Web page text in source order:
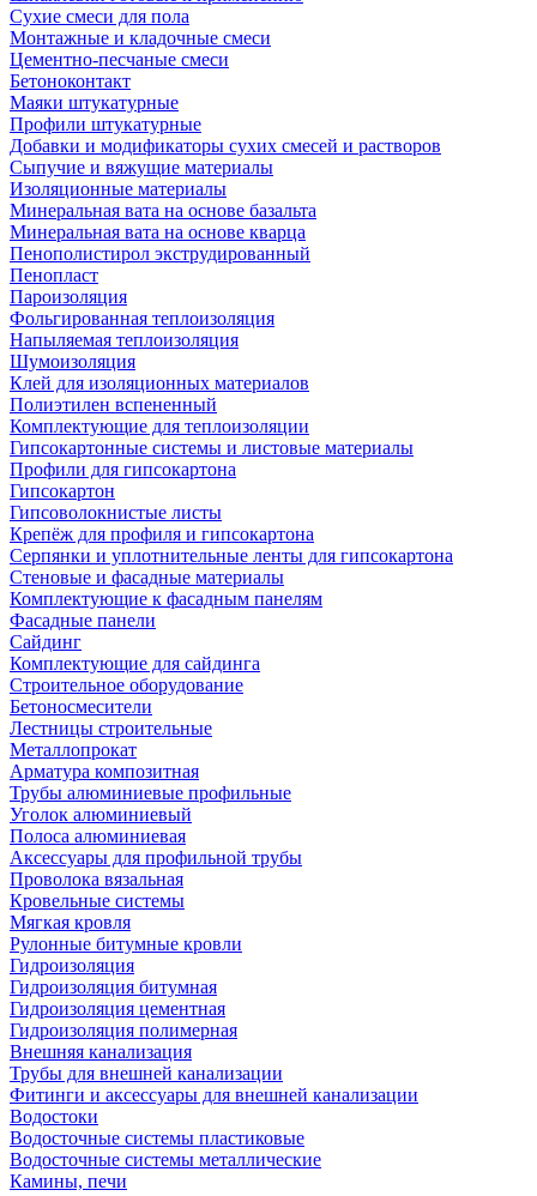
Сухие смеси для пола
Монтажные и кладочные смеси
Цементно-песчаные смеси
Бетоноконтакт
Маяки штукатурные
Профили штукатурные
Добавки и модификаторы сухих смесей и растворов
Сыпучие и вяжущие материалы
Изоляционные материалы
Минеральная вата на основе базальта
Минеральная вата на основе кварца
Пенополистирол экструдированный
Пенопласт
Пароизоляция
Фольгированная теплоизоляция
Напыляемая теплоизоляция
Шумоизоляция
Клей для изоляционных материалов
Полиэтилен вспененный
Комплектующие для теплоизоляции
Гипсокартонные системы и листовые материалы
Профили для гипсокартона
Гипсокартон
Гипсоволокнистые листы
Крепёж для профиля и гипсокартона
Серпянки и уплотнительные ленты для гипсокартона
Стеновые и фасадные материалы
Комплектующие к фасадным панелям
Фасадные панели
Сайдинг
Комплектующие для сайдинга
Строительное оборудование
Бетоносмесители
Лестницы строительные
Металлопрокат
Арматура композитная
Трубы алюминиевые профильные
Уголок алюминиевый
Полоса алюминиевая
Аксессуары для профильной трубы
Проволока вязальная
Кровельные системы
Мягкая кровля
Рулонные битумные кровли
Гидроизоляция
Гидроизоляция битумная
Гидроизоляция цементная
Гидроизоляция полимерная
Внешняя канализация
Трубы для внешней канализации
Фитинги и аксессуары для внешней канализации
Водостоки
Водосточные системы пластиковые
Водосточные системы металлические
Камины, печи